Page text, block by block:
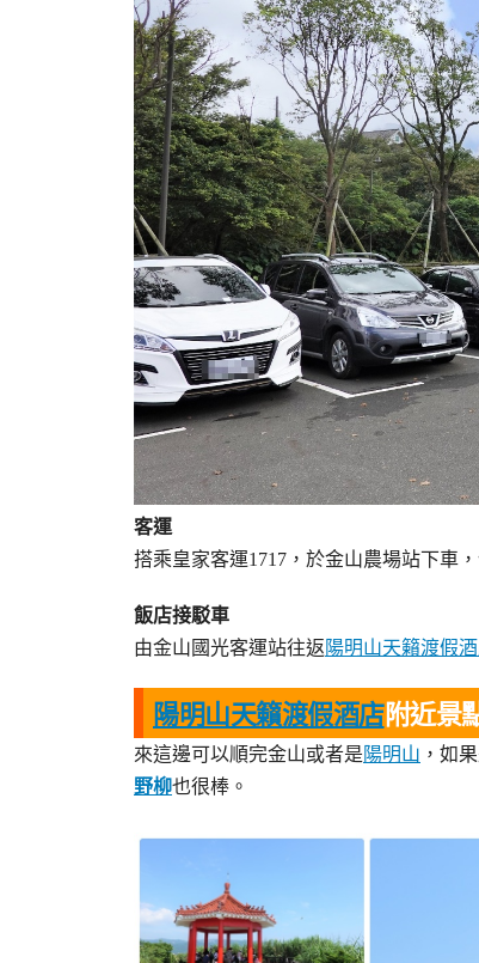
客運
搭乘皇家客運1717，於金山農場站下車
飯店接駁車
由金山國光客運站往返 陽明山天籟渡假
陽明山天籟渡假酒店附近景
來這邊可以順完金山或者是 陽明山 ，如
野柳也很棒。